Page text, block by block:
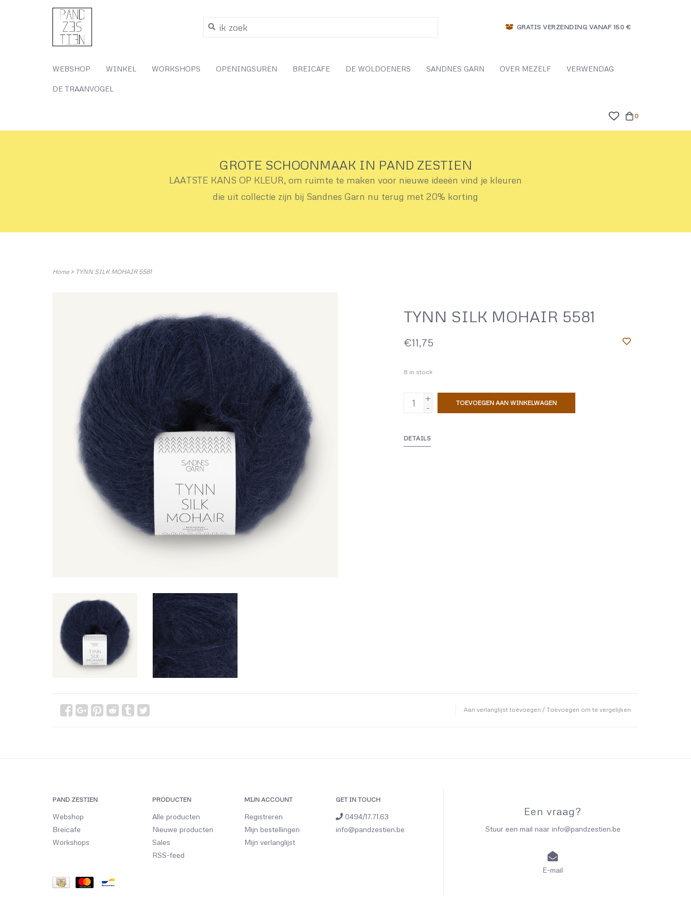
GRATIS VERZENDING VANAF 150 €
WEBSHOP WINKEL WORKSHOPS OPENINGSUREN BREICAFE DE WOLDOENERS SANDNES GARN OVER MEZELF VERWENDAG
DE TRAANVOGEL
0
GROTE SCHOONMAAK IN PAND ZESTIEN
LAATSTE KANS OP KLEUR, om ruimte te maken voor nieuwe ideeën vind je kleuren
die uit collectie zijn bij Sandnes Garn nu terug met 20% korting
Home> TYNN SILK MOHAIR 5581
TYNN SILK MOHAIR 5581
€11,75
8 in stock
+
-
TOEVOEGEN AAN WINKELWAGEN
DETAILS
Aan verlanglijst toevoegen / Toevoegen om te vergelijken
PAND ZESTIEN
Webshop
Breicafe
Workshops
PRODUCTEN
Alle producten
Nieuwe producten
Sales
RSS-feed
MIJN ACCOUNT
Registreren
Mijn bestellingen
Mijn verlanglijst
GET IN TOUCH
0494/17.71.63
info@pandzestien.be
Een vraag?
Stuur een mail naar info@pandzestien.be
E-mail